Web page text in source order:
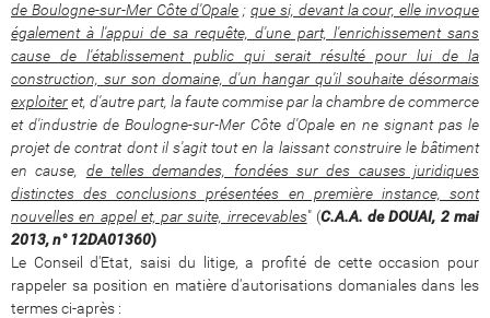
de Boulogne-sur-Mer Côte d'Opale ;que si, devant la cour, elle invoque
également à l'appui de sa requête, d'une part, l'enrichissement sans
cause de l'établissement public qui serait résulté pour lui de la
construction, sur son domaine, d'un hangar qu'il souhaite désormais
exploiteret, d'autre part, la faute commise par la chambre de commerce
et d'industrie de Boulogne-sur-Mer Côte d'Opale en ne signant pas le
projet de contrat dont il s'agit tout en la laissant construire le bâtiment
en cause, de telles demandes, fondées sur des causes juridiques
distinctes des conclusions présentées en première instance, sont
nouvelles en appel et, par suite, irrecevables" (C.A.A. de DOUAI, 2 mai
2013, n°12DA01360)
Le Conseil d'Etat, saisi du litige, a profité de cette occasion pour
rappeler sa position en matière d'autorisations domaniales dans les
termes ci-après :